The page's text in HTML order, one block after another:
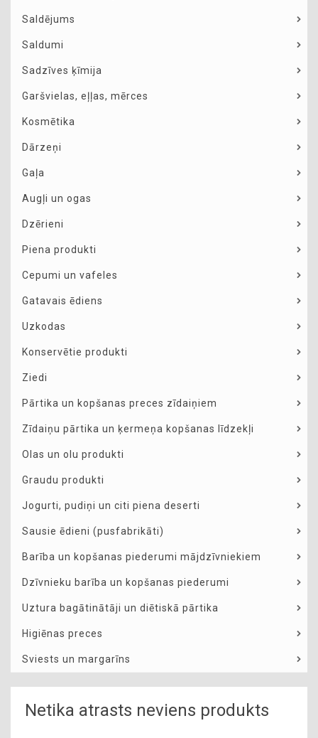
Saldējums
Saldumi
Sadzīves ķīmija
Garšvielas, eļļas, mērces
Kosmētika
Dārzeņi
Gaļa
Augļi un ogas
Dzērieni
Piena produkti
Cepumi un vafeles
Gatavais ēdiens
Uzkodas
Konservētie produkti
Ziedi
Pārtika un kopšanas preces zīdaiņiem
Zīdaiņu pārtika un ķermeņa kopšanas līdzekļi
Olas un olu produkti
Graudu produkti
Jogurti, pudiņi un citi piena deserti
Sausie ēdieni (pusfabrikāti)
Barība un kopšanas piederumi mājdzīvniekiem
Dzīvnieku barība un kopšanas piederumi
Uztura bagātinātāji un diētiskā pārtika
Higiēnas preces
Sviests un margarīns
Netika atrasts neviens produkts